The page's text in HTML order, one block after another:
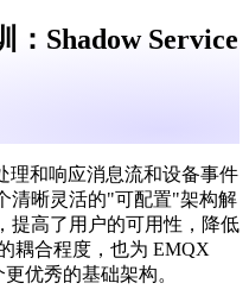
Shadow Service
理和响应消息流和设备事件
清晰灵活的"可配置"架构解
提高了用户的可用性，降低
耦合程度，也为 EMQX
优秀的基础架构。